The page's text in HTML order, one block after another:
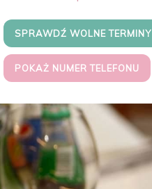
SPRAWDŹ WOLNE TERMINY
POKAŻ NUMER TELEFONU